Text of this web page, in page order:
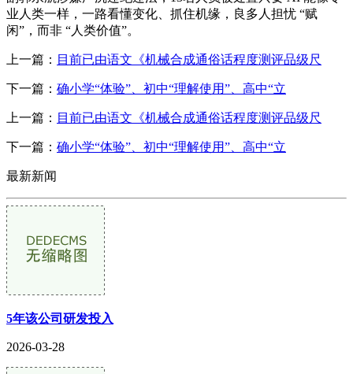
业人类一样，一路看懂变化、抓住机缘，良多人担忧 “赋
闲”，而非 “人类价值”。
上一篇： 目前已由语文《机械合成通俗话程度测评品级尺
下一篇： 确小学“体验”、初中“理解使用”、高中“立
上一篇： 目前已由语文《机械合成通俗话程度测评品级尺
下一篇： 确小学“体验”、初中“理解使用”、高中“立
最新新闻
5年该公司研发投入
2026-03-28